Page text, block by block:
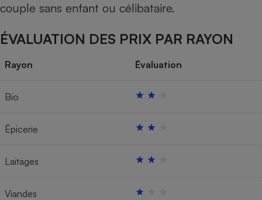
couple sans enfant ou célibataire.
ÉVALUATION DES PRIX PAR RAYON
Rayon Évaluation
Bio
Épicerie
Laitages
Viandes